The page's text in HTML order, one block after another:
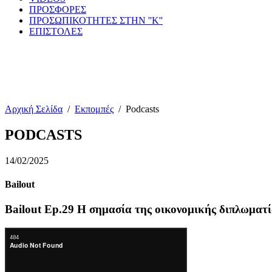
ΠΡΟΣΦΟΡΕΣ
ΠΡΟΣΩΠΙΚΟΤΗΤΕΣ ΣΤΗΝ ''Κ''
ΕΠΙΣΤΟΛΕΣ
Αρχική Σελίδα / Εκπομπές / Podcasts
PODCASTS
14/02/2025
Bailout
Bailout Ep.29 Η σημασία της οικονομικής